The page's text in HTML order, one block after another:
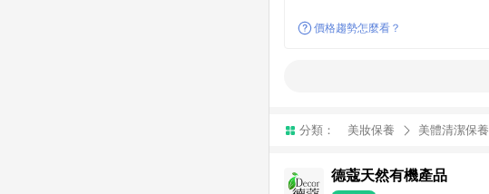
價格趨勢怎麼看？
分類： 美妝保養 美體清潔保養
德蔻天然有機產品